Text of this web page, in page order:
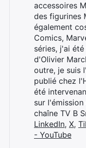
accessoires
des figurines
également
Comics,
séries, j'ai
d'Olivier
outre, je suis
publié chez
été
sur
chaîne TV B
LinkedIn, X,
- YouTube